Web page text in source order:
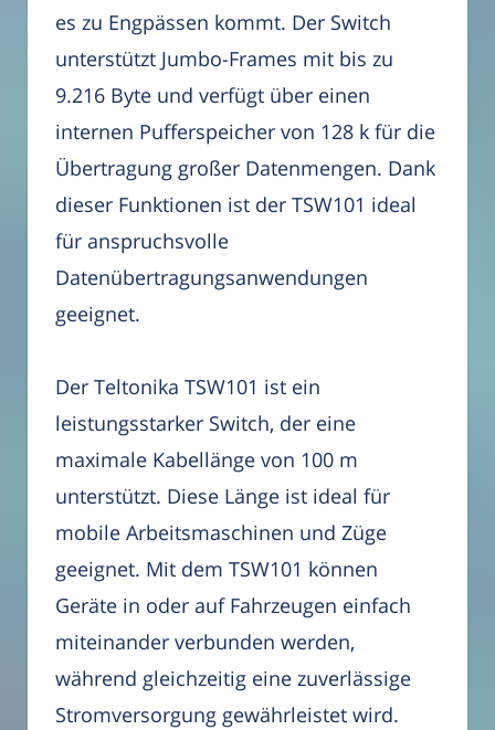
es zu Engpässen kommt. Der Switch
unterstützt Jumbo-Frames mit bis zu
9.216 Byte und verfügt über einen
internen Pufferspeicher von 128 k für die
Übertragung großer Datenmengen. Dank
dieser Funktionen ist der TSW101 ideal
für anspruchsvolle
Datenübertragungsanwendungen
geeignet.
Der Teltonika TSW101 ist ein
leistungsstarker Switch, der eine
maximale Kabellänge von 100 m
unterstützt. Diese Länge ist ideal für
mobile Arbeitsmaschinen und Züge
geeignet. Mit dem TSW101 können
Geräte in oder auf Fahrzeugen einfach
miteinander verbunden werden,
während gleichzeitig eine zuverlässige
Stromversorgung gewährleistet wird.